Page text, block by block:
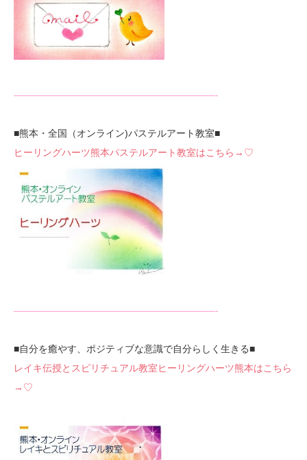
—————————————————————-
■熊本・全国（オンライン)パステルアート教室■
ヒーリングハーツ熊本パステルアート教室はこちら→♡
—————————————————————-
■自分を癒やす、ポジティブな意識で自分らしく生きる■
レイキ伝授とスピリチュアル教室ヒーリングハーツ熊本はこちら
→♡